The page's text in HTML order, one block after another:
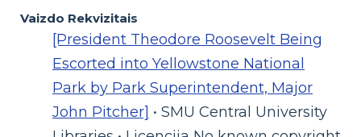
Vaizdo Rekvizitais
[President Theodore Roosevelt Being
Escorted into Yellowstone National
Park by Park Superintendent, Major
John Pitcher] • SMU Central University